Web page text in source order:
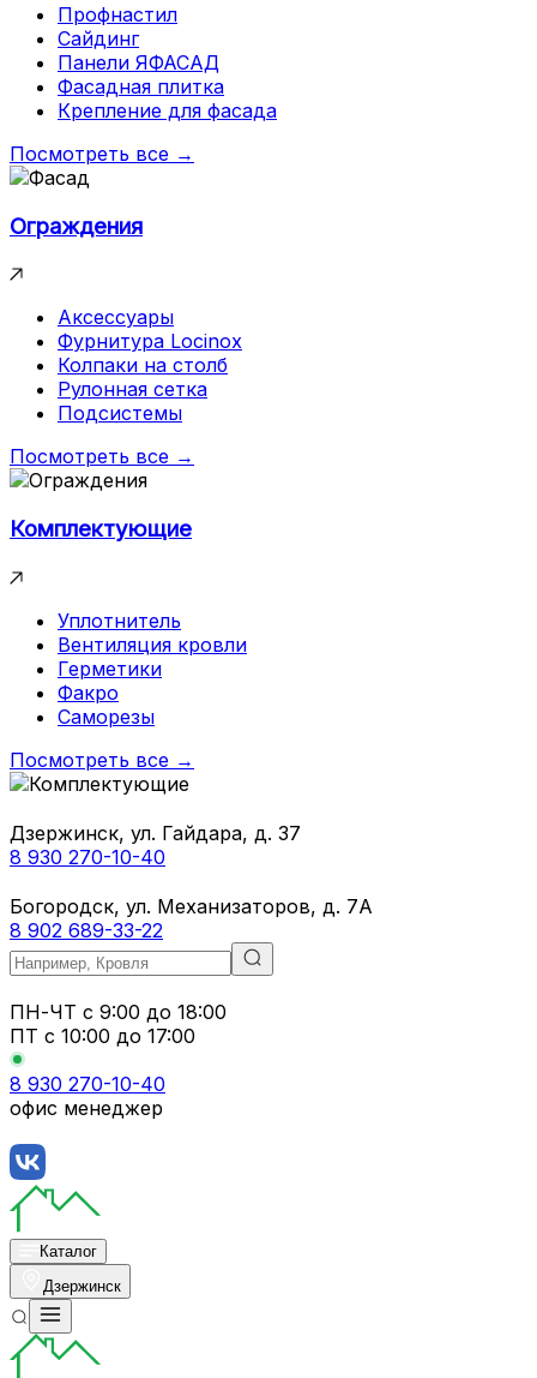
Профнастил
Сайдинг
Панели ЯФАСАД
Фасадная плитка
Крепление для фасада
Посмотреть все →
Ограждения
Аксессуары
Фурнитура Locinox
Колпаки на столб
Рулонная сетка
Подсистемы
Посмотреть все →
Комплектующие
Уплотнитель
Вентиляция кровли
Герметики
Факро
Саморезы
Посмотреть все →
Дзержинск, ул. Гайдара, д. 37
8 930 270-10-40
Богородск, ул. Механизаторов, д. 7А
8 902 689-33-22
ПН-ЧТ с 9:00 до 18:00
ПТ с 10:00 до 17:00
8 930 270-10-40
офис менеджер
Каталог
Дзержинск